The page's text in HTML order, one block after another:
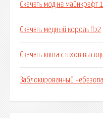
Скачать мод на майнкрафт
Скачать медный король fb2
Скачать книга стихов
Заблокированный